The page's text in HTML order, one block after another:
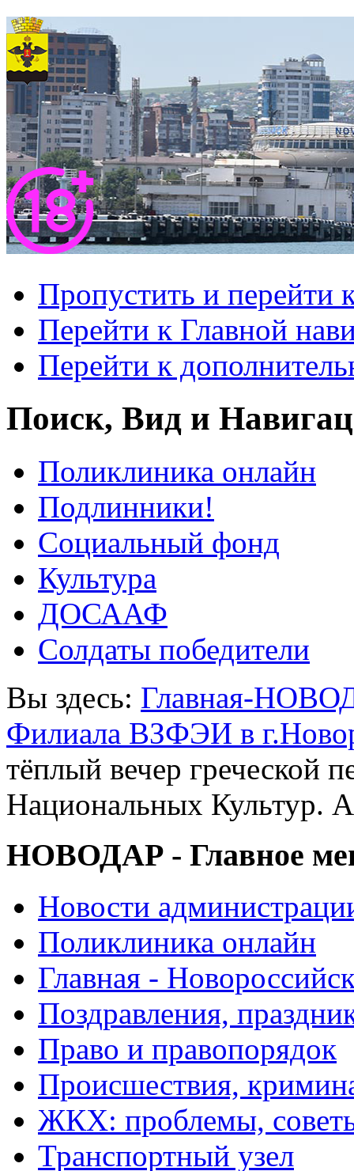
Пропустить и перейти
Перейти к Главной
Перейти к
Поиск, Вид и
Поликлиника онлайн
Подлинники!
Социальный фонд
Культура
ДОСААФ
Солдаты победители
Вы здесь: Главная-
Филиала ВЗФЭИ в
тёплый вечер греческой
Национальных Культур.
НОВОДАР - Главное
Новости
Поликлиника онлайн
Главная -
Поздравления,
Право и правопорядок
Происшествия,
ЖКХ: проблемы,
Транспортный узел